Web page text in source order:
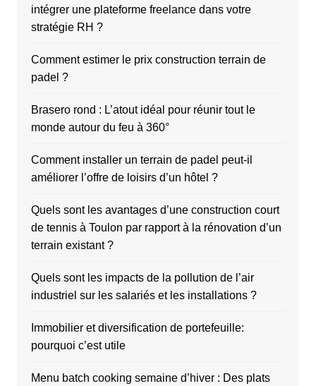
intégrer une plateforme freelance dans votre
stratégie RH ?
Comment estimer le prix construction terrain de
padel ?
Brasero rond : L’atout idéal pour réunir tout le
monde autour du feu à 360°
Comment installer un terrain de padel peut-il
améliorer l’offre de loisirs d’un hôtel ?
Quels sont les avantages d’une construction court
de tennis à Toulon par rapport à la rénovation d’un
terrain existant ?
Quels sont les impacts de la pollution de l’air
industriel sur les salariés et les installations ?
Immobilier et diversification de portefeuille:
pourquoi c’est utile
Menu batch cooking semaine d’hiver : Des plats